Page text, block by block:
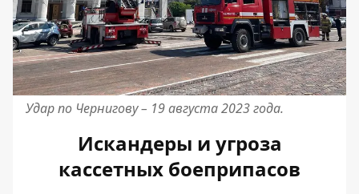
Удар по Чернигову – 19 августа 2023 года.
Искандеры и угроза
кассетных боеприпасов